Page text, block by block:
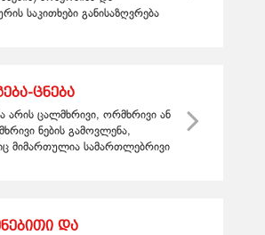
საკითხები განისაზღვრება
ცნება
არის ცალმხრივი, ორმხრივი ან
ნების გამოვლენა,
მიმართულია სამართლებრივი
და